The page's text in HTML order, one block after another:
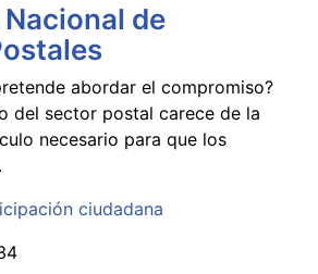
de
abordar el compromiso?
del sector postal carece de la
necesario para que los
ciudadana